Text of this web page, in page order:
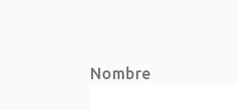
Nombre